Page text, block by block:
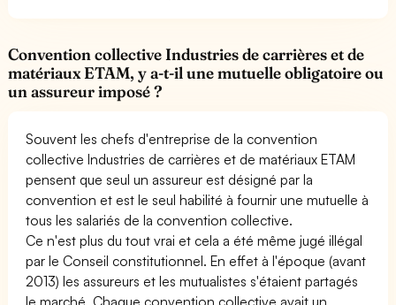
Convention collective Industries de carrières et de
matériaux ETAM, y a-t-il une mutuelle obligatoire ou
un assureur imposé ?
Souvent les chefs d'entreprise de la convention
collective Industries de carrières et de matériaux ETAM
pensent que seul un assureur est désigné par la
convention et est le seul habilité à fournir une mutuelle à
tous les salariés de la convention collective.
Ce n'est plus du tout vrai et cela a été même jugé illégal
par le Conseil constitutionnel. En effet à l'époque (avant
2013) les assureurs et les mutualistes s'étaient partagés
le marché. Chaque convention collective avait un